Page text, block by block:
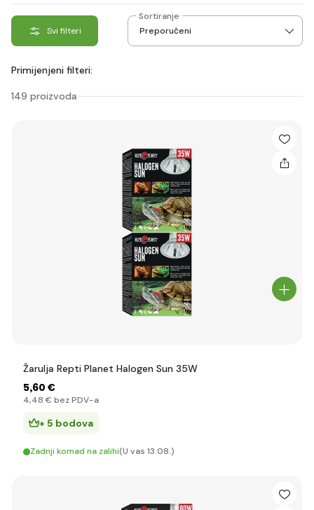
Svi filteri
Sortiranje
Primijenjeni filteri:
149 proizvoda
Žarulja Repti Planet Halogen Sun 35W
5,60 €
4,48 € bez PDV-a
+ 5 bodova
Zadnji komad na zalihi(U vas 13.08.)